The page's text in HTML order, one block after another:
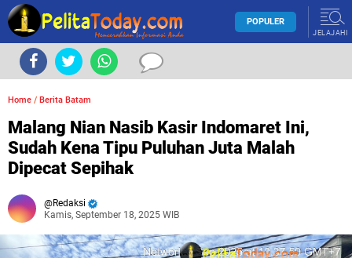
POPULER
JELAJAHI
Home / Berita Batam
Malang Nian Nasib Kasir Indomaret Ini,
Sudah Kena Tipu Puluhan Juta Malah
Dipecat Sepihak
Redaksi
Kamis, September 18, 2025 WIB